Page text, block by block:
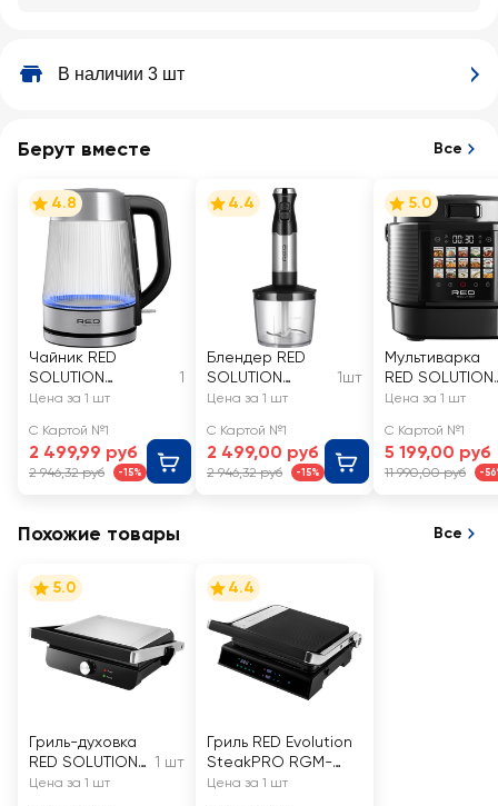
В наличии 3 шт
Берут вместе Все
4.8
Чайник RED
SOLUTION
мощность 1850–
Арт. G121
1
Цена за 1 шт
С Картой №1
2 499,99 руб
2 946,32 руб -15%
4.4
Блендер RED
SOLUTION
Фьюжен, 220–
600–900Вт, Арт.
HB2911
1шт
Цена за 1 шт
С Картой №1
2 499,00 руб
2 946,32 руб -15%
5.0
Мультиварка
RED SOLUTION
Фьюжен,
мощность
860Вт, Арт.
M4310
Цена за 1 шт
С Картой №1
5 199,00 руб
11 990,00 руб -
Похожие товары Все
5.0
Гриль-духовка
RED SOLUTION
2000Вт, гриль,
1 шт
Цена за 1 шт
4.4
Гриль RED Evolution
SteakPRO RGM-
M81/Solution
Цена за 1 шт